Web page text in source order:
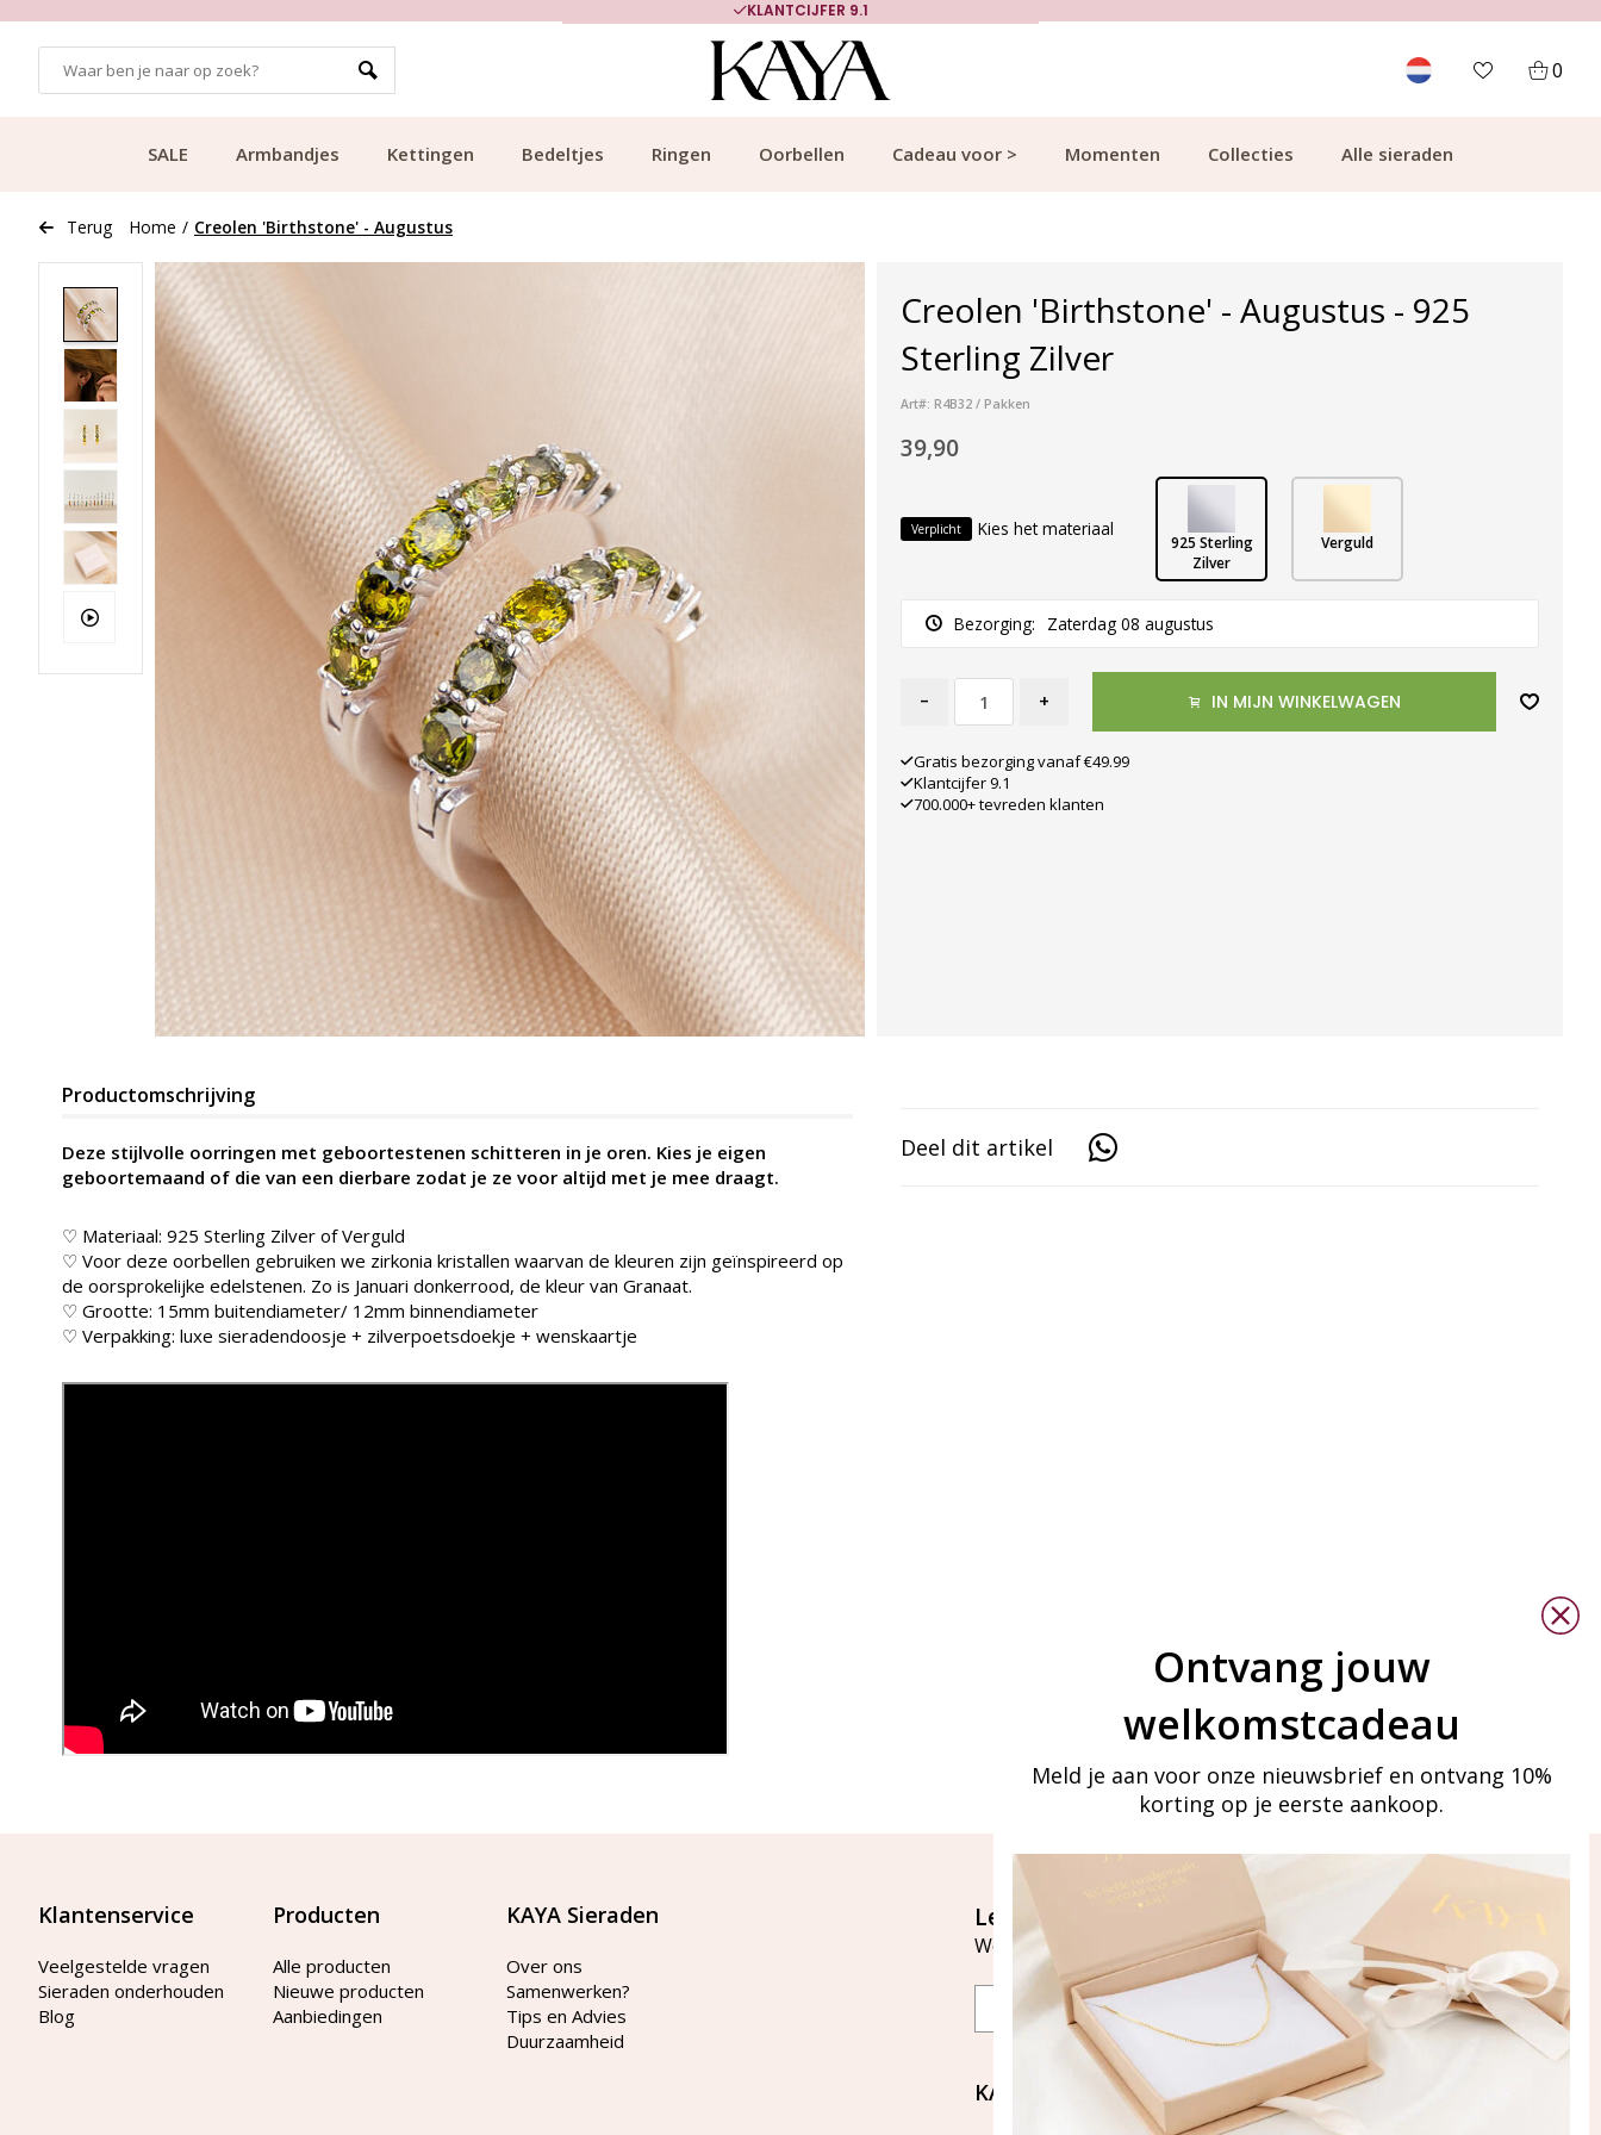
KLANTCIJFER 9.1
0
SALE Armbandjes Kettingen Bedeltjes Ringen Oorbellen Cadeau voor > Momenten Collecties Alle sieraden
Terug Home / Creolen 'Birthstone' - Augustus
Creolen 'Birthstone' - Augustus - 925
Sterling Zilver
Art#: R4B32 / Pakken
39,90
Verplicht Kies het materiaal
925 Sterling
Zilver
Verguld
Bezorging: Zaterdag 08 augustus
- + IN MIJN WINKELWAGEN
Gratis bezorging vanaf €49.99
Klantcijfer 9.1
700.000+ tevreden klanten
Productomschrijving
Deze stijlvolle oorringen met geboortestenen schitteren in je oren. Kies je eigen
geboortemaand of die van een dierbare zodat je ze voor altijd met je mee draagt.
♡ Materiaal: 925 Sterling Zilver of Verguld
♡ Voor deze oorbellen gebruiken we zirkonia kristallen waarvan de kleuren zijn geïnspireerd op
de oorsprokelijke edelstenen. Zo is Januari donkerrood, de kleur van Granaat.
♡ Grootte: 15mm buitendiameter/ 12mm binnendiameter
♡ Verpakking: luxe sieradendoosje + zilverpoetsdoekje + wenskaartje
Deel dit artikel
Klantenservice
Veelgestelde vragen
Sieraden onderhouden
Blog
Producten
Alle producten
Nieuwe producten
Aanbiedingen
KAYA Sieraden
Over ons
Samenwerken?
Tips en Advies
Duurzaamheid
Let's stay in touch
Word lid van onze mailinglijst
KAYA Sieraden
Ontvang jouw
welkomstcadeau
Meld je aan voor onze nieuwsbrief en ontvang 10%
korting op je eerste aankoop.